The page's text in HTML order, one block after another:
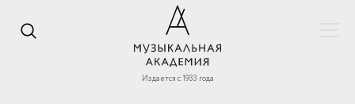
Издается с 1933 года